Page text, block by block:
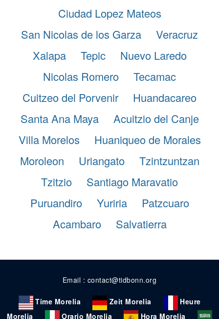
Ciudad Lopez Mateos
San Nicolas de los Garza
Veracruz
Xalapa
Tepic
Nuevo Laredo
Nicolas Romero
Tecamac
Cuitzeo del Porvenir
Huandacareo
Santa Ana Maya
Acuitzio del Canje
Villa Morelos
Huaniqueo de Morales
Moroleon
Uriangato
Tzintzuntzan
Tzitzio
Santiago Maravatio
Puruandiro
Yuriria
Patzcuaro
Acambaro
Salvatierra
Email : contact@tidbonn.org
Time Morelia Zeit Morelia
Heure
Morelia
Orario Morelia Hora Morelia